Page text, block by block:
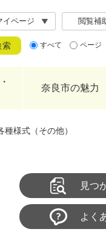
イページ 閲覧補
すべて ページ
奈良市の魅力
様式（その他）
見つ
よく